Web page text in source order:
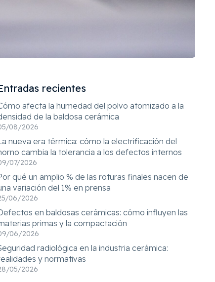
recientes
afecta la humedad del polvo atomizado a la
de la baldosa cerámica
08/2026
nueva era térmica: cómo la electrificación del
cambia la tolerancia a los defectos internos
07/2026
qué un amplio % de las roturas finales nacen de
variación del 1% en prensa
06/2026
en baldosas cerámicas: cómo influyen las
primas y la compactación
06/2026
radiológica en la industria cerámica:
y normativas
05/2026